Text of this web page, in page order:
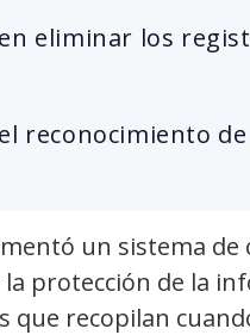
eliminar los
reconocimiento
un sistema
protección de la
que recopilan